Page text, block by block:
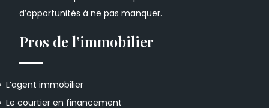
d’opportunités à ne pas manquer.
Pros de l’immobilier
L’agent immobilier
Le courtier en financement